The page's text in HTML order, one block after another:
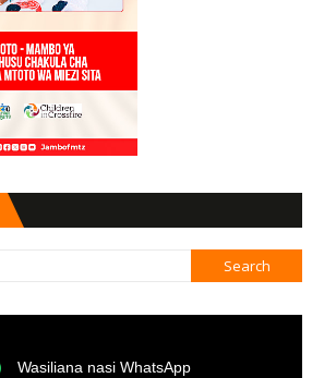
Wasiliana nasi WhatsApp